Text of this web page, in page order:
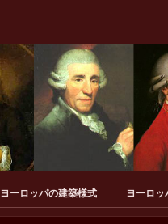
ヨーロッパの建築様式 ヨーロッ